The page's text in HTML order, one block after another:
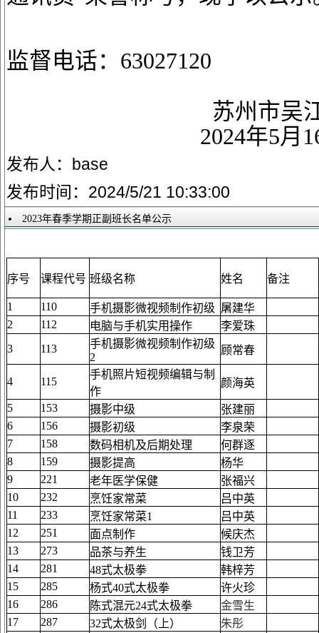
监督电话： 63027120
苏州市吴
2024年5月
发布人：base
发布时间：2024/5/21 10:33:00
2023年春季学期正副班长名单公示
序号 课程代号 班级名称 姓名 备注
1 110 手机摄影微视频制作初级 屠建华
2
112 电脑与手机实用操作
李爱珠
3
113
手机摄影微视频制作初级
2
顾常春
4 115
手机照片短视频编辑与制
作
颜海英
5 153 摄影中级
张建丽
6
156 摄影初级
李泉荣
7
158 数码相机及后期处理
何群逐
8
159 摄影提高
杨华
9
221 老年医学保健
张福兴
10
232 烹饪家常菜
吕中英
11
233 烹饪家常菜1
吕中英
12
251 面点制作
候庆杰
13
273 品茶与养生
钱卫芳
14
281 48式太极拳
韩梓芳
15
285 杨式40式太极拳
许火珍
16
286 陈式混元24式太极拳
金雪生
17
287 32式太极剑（上）
朱彤